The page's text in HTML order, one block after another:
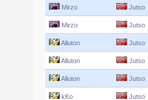
Mirzo Jutso
Mirzo Jutso
Alluton Jutso
Alluton Jutso
Alluton Jutso
kKo Jutso